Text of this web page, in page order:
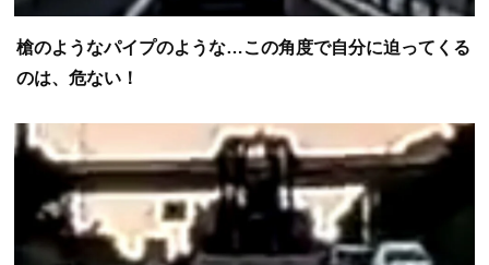
槍のようなパイプのような…この角度で自分に迫ってくる
のは、危ない！